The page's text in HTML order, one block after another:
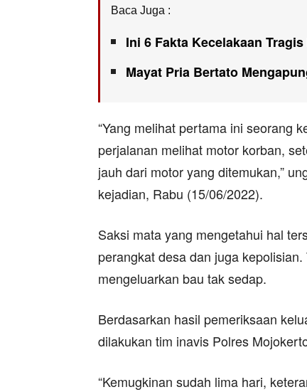
Baca Juga :
Ini 6 Fakta Kecelakaan
Mayat Pria Bertato
“Yang melihat pertama ini seorang
perjalanan melihat motor korban,
jauh dari motor yang ditemukan,”
kejadian, Rabu (15/06/2022).
Saksi mata yang mengetahui hal
perangkat desa dan juga
mengeluarkan bau tak sedap.
Berdasarkan hasil pemeriksaan
dilakukan tim inavis Polres
“Kemugkinan sudah lima hari,